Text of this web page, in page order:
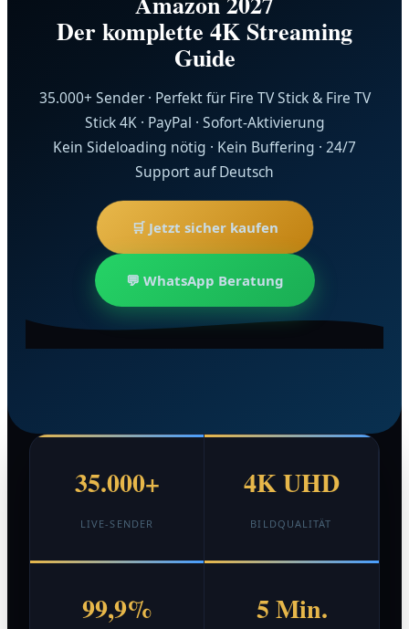
Der komplette 4K Streaming
Guide
35.000+ Sender · Perfekt für Fire TV Stick & Fire TV
Stick 4K · PayPal · Sofort-Aktivierung
Kein Sideloading nötig · Kein Buffering · 24/7
Support auf Deutsch
🛒 Jetzt sicher kaufen
💬 WhatsApp Beratung
35.000+
LIVE-SENDER
4K UHD
BILDQUALITÄT
99,9% 5 Min.